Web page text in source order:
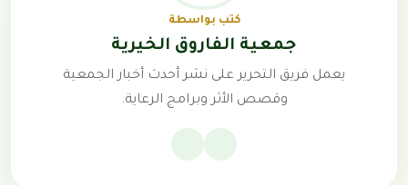
كتب بواسطة
جمعية الفاروق الخيرية
يعمل فريق التحرير على نشر أحدث أخبار الجمعية
وقصص الأثر وبرامج الرعاية.